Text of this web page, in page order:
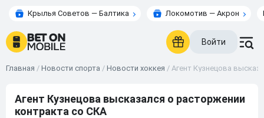
Крылья Советов — Балтика Локомотив — Акрон
Войти
Главная / Новости спорта / Новости хоккея / Агент Кузнецова
Агент Кузнецова высказался о расторжении
контракта со СКА